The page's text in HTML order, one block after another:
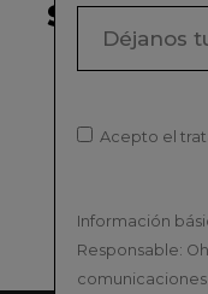
Acepto el
Información
Responsable: